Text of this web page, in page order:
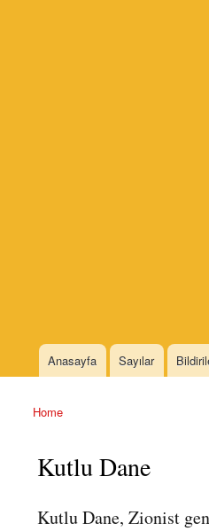
Main menu
Anasayfa Sayılar
You are here
Home
Kutlu Dane
Kutlu Dane, Zionist